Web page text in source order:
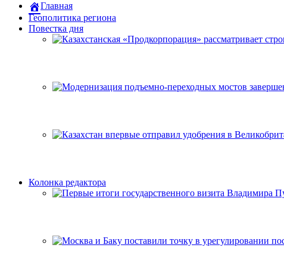
Главная
Геополитика региона
Повестка дня
Колонка редактора